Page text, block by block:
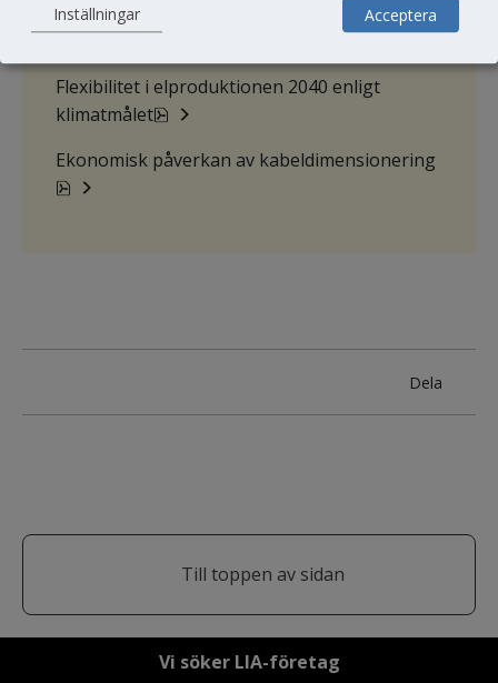
Analys av fördelningssystem i
distributionsnätet
pdf, 380.3 kB, öppnas i nytt
Flexibilitet i elproduktionen 2040 enligt
klimatmålet
pdf, 235.1 kB, öppnas i nytt fönster.
Ekonomisk påverkan av kabeldimensionering
pdf, 399.5 kB, öppnas i nytt fönster.
Dela
Till toppen av sidan
Vi söker LIA-företag
Inställningar Acceptera